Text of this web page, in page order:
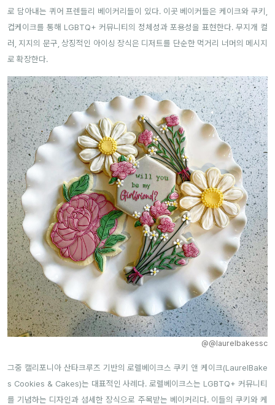
로 담아내는 퀴어 프렌들리 베이커리들이 있다. 이곳 베이커들은 케이크와 쿠키,
컵케이크를 통해 LGBTQ+ 커뮤니티의 정체성과 포용성을 표현한다. 무지개 컬
러, 지지의 문구, 상징적인 아이싱 장식은 디저트를 단순한 먹거리 너머의 메시지
로 확장한다.
@@laurelbakessc
그중 캘리포니아 산타크루즈 기반의 로렐베이크스 쿠키 앤 케이크(LaurelBake
s Cookies & Cakes)는 대표적인 사례다. 로렐베이크스는 LGBTQ+ 커뮤니티
를 기념하는 디자인과 섬세한 장식으로 주목받는 베이커리다. 이들의 쿠키와 케